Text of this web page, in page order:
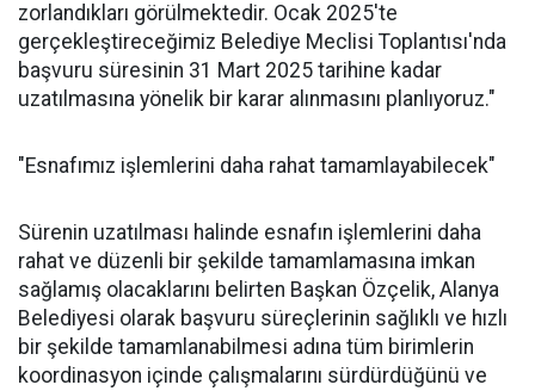
zorlandıkları görülmektedir. Ocak 2025'te
gerçekleştireceğimiz Belediye Meclisi Toplantısı'nda
başvuru süresinin 31 Mart 2025 tarihine kadar
uzatılmasına yönelik bir karar alınmasını planlıyoruz."
"Esnafımız işlemlerini daha rahat tamamlayabilecek"
Sürenin uzatılması halinde esnafın işlemlerini daha
rahat ve düzenli bir şekilde tamamlamasına imkan
sağlamış olacaklarını belirten Başkan Özçelik, Alanya
Belediyesi olarak başvuru süreçlerinin sağlıklı ve hızlı
bir şekilde tamamlanabilmesi adına tüm birimlerin
koordinasyon içinde çalışmalarını sürdürdüğünü ve